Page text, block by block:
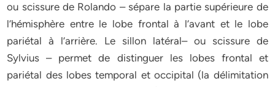
ou scissure de Rolando – sépare la partie supérieure de
l’hémisphère entre le lobe frontal à l’avant et le lobe
pariétal à l’arrière. Le sillon latéral– ou scissure de
Sylvius – permet de distinguer les lobes frontal et
pariétal des lobes temporal et occipital (la délimitation